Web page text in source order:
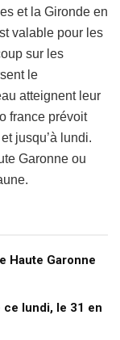
et la Gironde en
valable pour les
sur les
le
atteignent leur
france prévoit
jusqu’à lundi.
Garonne ou
Haute Garonne
lundi, le 31 en